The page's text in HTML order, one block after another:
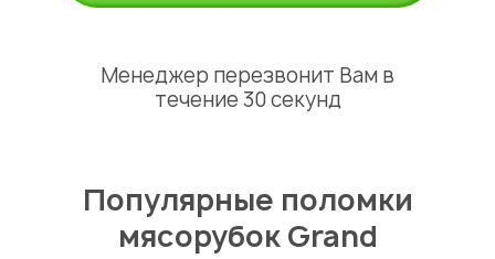
Менеджер перезвонит Вам в
течение 30 секунд
Популярные поломки
мясорубок Grand